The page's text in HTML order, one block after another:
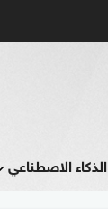
الذكاء الاصطناعي